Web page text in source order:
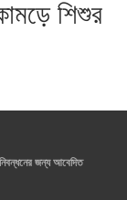
শিশুর
নিবন্ধনের জন্য আবেদিত